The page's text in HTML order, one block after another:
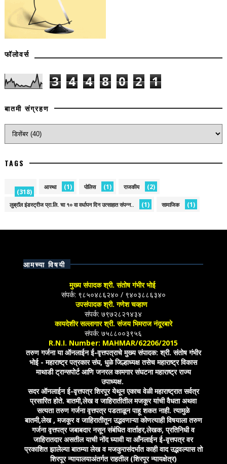
फॉलोवर्स
3 4 4 8 0 2 1
बातमी संग्रहण
TAGS
(318)
आस्था (1) पोलिस (1) राजकीय (2)
लुब्रॉल इंडस्ट्रीज प्रा.लि. चा १० वा वर्धापन दिन उत्साहात संपन्न.. (1) सामाजिक (1)
आमच्या विषयी
मुख्य संपादक श्री. संतोष गंभीर भोई
संपर्क: ९८५०४८६२४० / ९४०३८८६३४०
उपसंपादक श्री. गणेश चव्हाण
संपर्क: ७९७२८२१४३४
कायदेशीर सल्लागार श्री. संजय भिमराज नंदूरबारे
संपर्क: ७५८८००३९५६
R.N.I. Number: MAHMAR/62206/2015
तरुण गर्जना या ऑनलाईन ई-वृत्तपत्राचे मुख्य संपादक: श्री. संतोष गंभीर
भोई - महाराष्ट्र पत्रकार संघ, धुळे जिल्हाध्यक्ष तसेच महाराष्ट्र विकास
माथाडी ट्रान्सपोर्ट आणि जनरल कामगार संघटना महाराष्ट्र राज्य
उपाध्यक्ष.
सदर ऑनलाईन ई-वृत्तपत्र शिरपूर येथून एकाच वेळी महाराष्ट्रात सर्वत्र
प्रसारित होते. बातमी,लेख व जाहिरातीतील मजकूर यांची वैधता अथवा
सत्यता तरुण गर्जना वृत्तपत्र पडताळून पाहू शकत नाही. त्यामुळे
बातमी,लेख , मजकूर व जाहिरातीतून उद्भवणाऱ्या कोणत्याही विषयाला तरुण
गर्जना वृत्तपत्र जबाबदार नसून संबंधित वार्ताहर,लेखक, प्रतिनिधी व
जाहिरातदार असतील याची नोंद घ्यावी या आँनलाईन ई-वृत्तपत्र वर
प्रकाशित झालेल्या बातम्या लेख व मजकुरासंदर्भात काही वाद उद्भवल्यास तो
शिरपूर न्यायालयाअंतर्गत राहतील (शिरपूर न्यायक्षेत्र)